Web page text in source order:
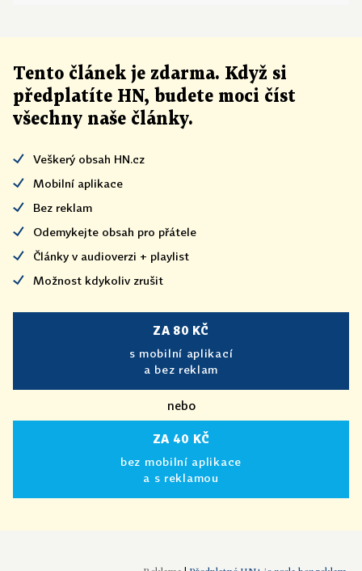
Tento článek je zdarma. Když si
předplatíte HN, budete moci číst
všechny naše články.
Veškerý obsah HN.cz
Mobilní aplikace
Bez reklam
Odemykejte obsah pro přátele
Články v audioverzi + playlist
Možnost kdykoliv zrušit
ZA 80 KČ
s mobilní aplikací
a bez reklam
nebo
ZA 40 KČ
bez mobilní aplikace
a s reklamou